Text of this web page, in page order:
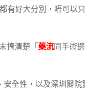
有好大分別，唔可以
搞清楚「 藥流 同手術
安全性，以及深圳醫院